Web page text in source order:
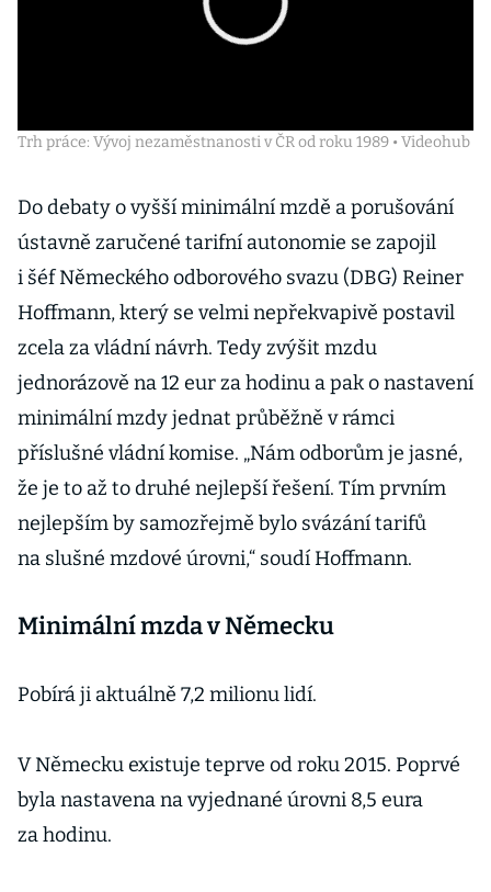
Trh práce: Vývoj nezaměstnanosti v ČR od roku 1989 • Videohub
Do debaty o vyšší minimální mzdě a porušování
ústavně zaručené tarifní autonomie se zapojil
i šéf Německého odborového svazu (DBG) Reiner
Hoffmann, který se velmi nepřekvapivě postavil
zcela za vládní návrh. Tedy zvýšit mzdu
jednorázově na 12 eur za hodinu a pak o nastavení
minimální mzdy jednat průběžně v rámci
příslušné vládní komise. „Nám odborům je jasné,
že je to až to druhé nejlepší řešení. Tím prvním
nejlepším by samozřejmě bylo svázání tarifů
na slušné mzdové úrovni,“ soudí Hoffmann.
Minimální mzda v Německu
Pobírá ji aktuálně 7,2 milionu lidí.
V Německu existuje teprve od roku 2015. Poprvé
byla nastavena na vyjednané úrovni 8,5 eura
za hodinu.